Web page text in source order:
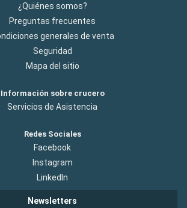
¿Quiénes somos?
Preguntas frecuentes
generales de venta
Seguridad
Mapa del sitio
Información sobre crucero
Servicios de Asistencia
Redes Sociales
Facebook
Instagram
LinkedIn
Newsletters